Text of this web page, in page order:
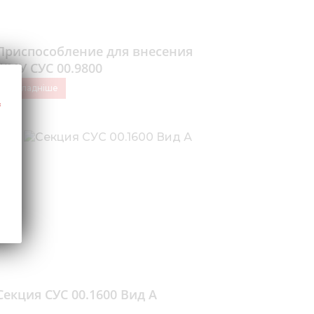
для внесения
СУС 00.9800
Докладніше
СУС 00.1600 Вид А